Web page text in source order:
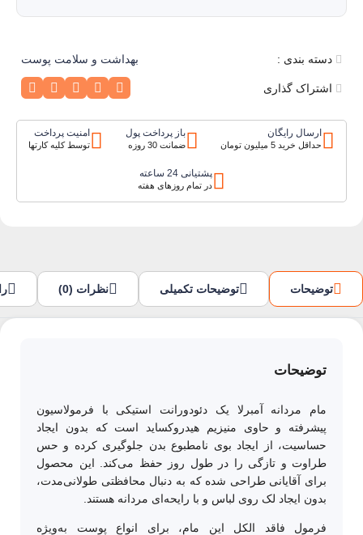
دسته بندی : بهداشت و سلامت پوست
اشتراک گذاری
ارسال رایگان
حداقل خرید 5 میلیون تومان
باز پرداخت پول
ضمانت 30 روزه
امنیت پرداخت
توسط کلیه کارتها
پشتیانی 24 ساعته
در تمام روزهای هفته
توضیحات توضیحات تکمیلی نظرات (0)
توضیحات
مام مردانه آمبرلا یک دئودورانت استیکی با فرمولاسیون
پیشرفته و حاوی منیزیم هیدروکساید
است که بدون ایجاد
حساسیت، از ایجاد بوی نامطبوع بدن جلوگیری کرده و حس
طراوت و تازگی را در طول روز حفظ می‌کند. این محصول
برای آقایانی طراحی شده که به دنبال محافظتی طولانی‌مدت،
بدون ایجاد لک روی لباس و با رایحه‌ای مردانه هستند.
فرمول فاقد الکل این مام، برای انواع پوست به‌ویژه